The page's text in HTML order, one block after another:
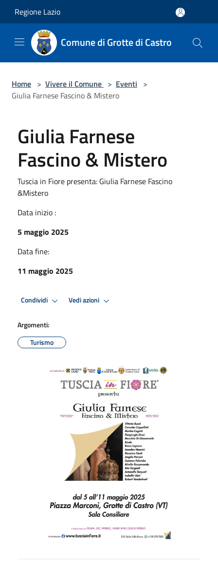
Regione Lazio
Comune di Grotte di Castro
Home > Vivere il Comune > Eventi >
Giulia Farnese Fascino & Mistero
Giulia Farnese
Fascino & Mistero
Tuscia in Fiore presenta: Giulia Farnese Fascino
&Mistero
Data inizio :
5 maggio 2025
Data fine:
11 maggio 2025
Condividi Vedi azioni
Argomenti:
Turismo